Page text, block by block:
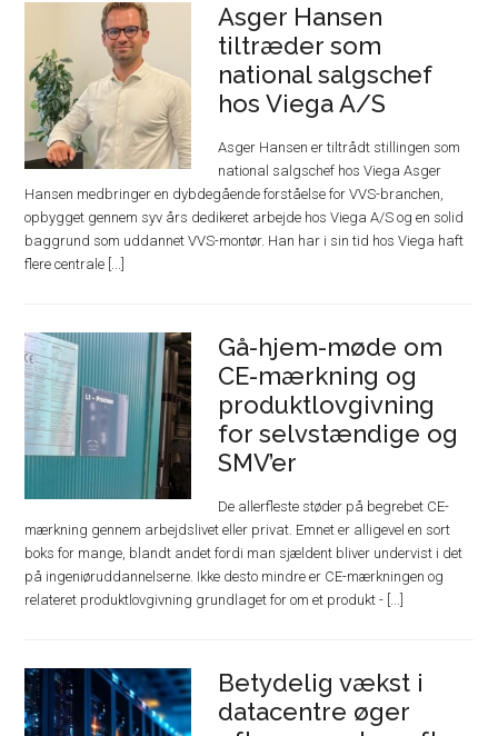
Asger Hansen
tiltræder som
national salgschef
hos Viega A/S
Asger Hansen er tiltrådt stillingen som
national salgschef hos Viega Asger
Hansen medbringer en dybdegående forståelse for VVS-branchen,
opbygget gennem syv års dedikeret arbejde hos Viega A/S og en solid
baggrund som uddannet VVS-montør. Han har i sin tid hos Viega haft
flere centrale [...]
Gå-hjem-møde om
CE-mærkning og
produktlovgivning
for selvstændige og
SMV’er
De allerfleste støder på begrebet CE-
mærkning gennem arbejdslivet eller privat. Emnet er alligevel en sort
boks for mange, blandt andet fordi man sjældent bliver undervist i det
på ingeniøruddannelserne. Ikke desto mindre er CE-mærkningen og
relateret produktlovgivning grundlaget for om et produkt - [...]
Betydelig vækst i
datacentre øger